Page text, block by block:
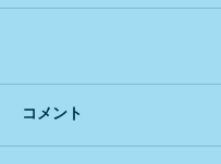
コメント